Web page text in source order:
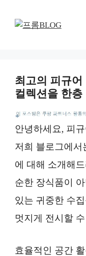
최고의 피규어
컬렉션을 한
*
안녕하세요, 피
저희 블로그에서
에 대해 소개해
순한 장식품이
있는 귀중한 수
멋지게 전시할
효율적인 공간